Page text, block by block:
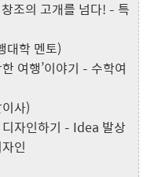
조의 고개를 넘다! – 특
대학 멘토)
여행’이야기 – 수학여
사)
자인하기 – Idea 발상
인